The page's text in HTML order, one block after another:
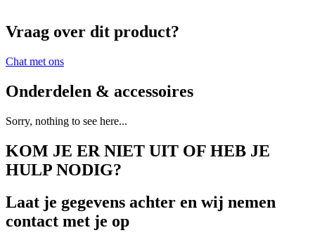
Vraag over dit product?
Chat met ons
Onderdelen & accessoires
Sorry, nothing to see here...
KOM JE ER NIET UIT OF HEB JE
HULP NODIG?
Laat je gegevens achter en wij nemen
contact met je op